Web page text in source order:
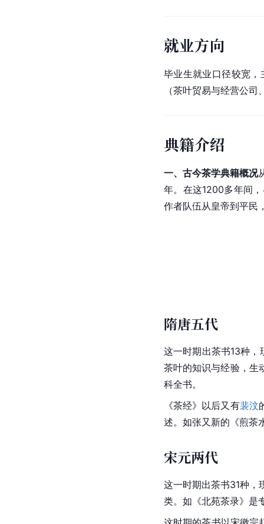
就业方向
毕业生就业口径较宽
（茶叶贸易与经营公
典籍介绍
一、古今茶学典籍概况
年。在这1200多年间
作者队伍从皇帝到平民
隋唐五代
这一时期出茶书13种
茶叶的知识与经验，生
科全书。
《茶经》以后又有裴汶
述。如张又新的《煎茶
宋元两代
这一时期出茶书31种，
类。如《北苑茶录》是